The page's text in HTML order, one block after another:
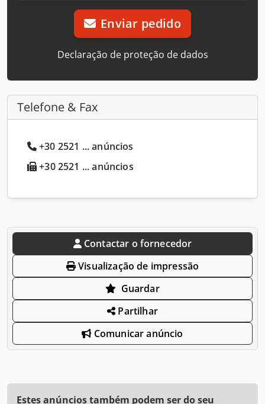
Enviar pedido
Declaração de proteção de dados
Telefone & Fax
+30 2521 ... anúncios
+30 2521 ... anúncios
Contactar o fornecedor
Visualização de impressão
Guardar
Partilhar
Comunicar anúncio
Estes anúncios também podem ser do seu